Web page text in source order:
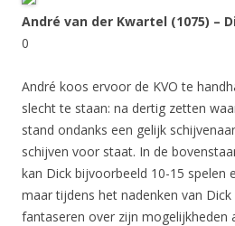
André van der Kwartel (1075) –
0
André koos ervoor de KVO te
slecht te staan: na dertig zetten
stand ondanks een gelijk
schijven voor staat. In de
kan Dick bijvoorbeeld 10-15 spelen
maar tijdens het nadenken van
fantaseren over zijn mogelijkheden